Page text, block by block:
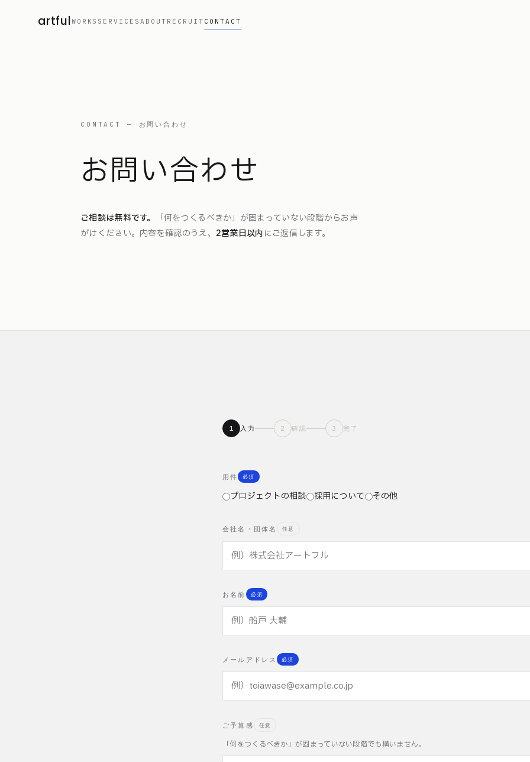
artfulWORKS SERVICESABOUT RECRUIT CONTACT
CONTACT — お問い合わせ
お問い合わせ
ご相談は無料です。
「何をつくるべきか」が固まっていない段階からお声
がけください。内容を確認のうえ、 2営業日以内にご返信します。
1 入力 2 確認 3 完了
用件 必須
プロジェクトの相談 採用について その他
会社名・団体名 任意
お名前 必須
メールアドレス 必須
ご予算感 任意
「何をつくるべきか」が固まっていない段階でも構いません。